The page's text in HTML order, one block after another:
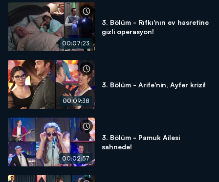
00:07:23
3. Bölüm - Rıfkı'nın ev hasretine
gizli operasyon!
00:09:38
3. Bölüm - Arife'nin, Ayfer krizi!
00:02:57
3. Bölüm - Pamuk Ailesi
sahnede!